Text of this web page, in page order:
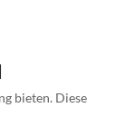
bieten. Diese